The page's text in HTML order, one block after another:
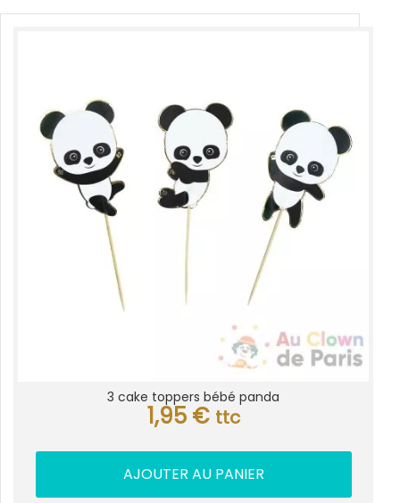
3 cake toppers bébé panda
1,95 € ttc
AJOUTER AU PANIER